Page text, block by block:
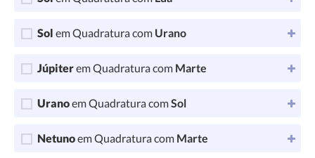
Sol em Quadratura com Urano
Júpiterem Quadratura com Marte
Uranoem Quadratura comSol
Netunoem Quadratura com Marte